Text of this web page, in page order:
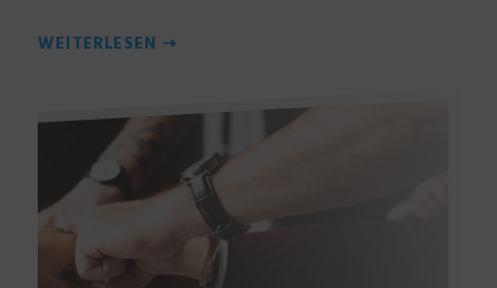
WEITERLESEN ⇢